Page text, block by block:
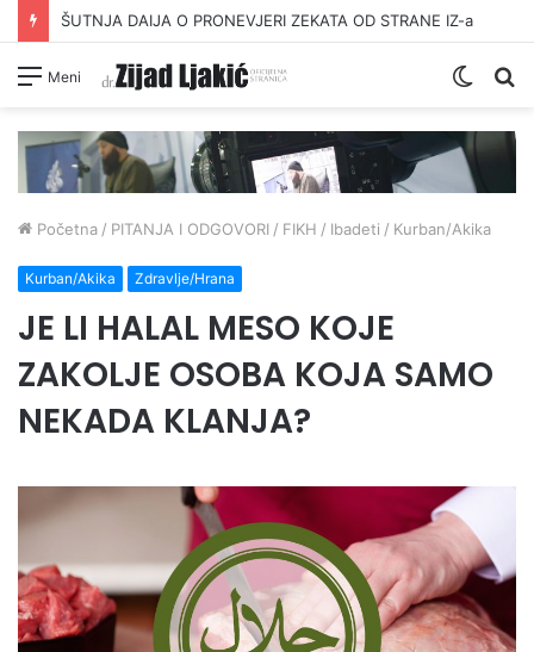
ŠUTNJA DAIJA O PRONEVJERI ZEKATA OD STRANE IZ-a
Meni
Switch
Početna / PITANJA I ODGOVORI / FIKH / Ibadeti / Kurban/Akika
Kurban/Akika Zdravlje/Hrana
JE LI HALAL MESO KOJE
ZAKOLJE OSOBA KOJA SAMO
NEKADA KLANJA?